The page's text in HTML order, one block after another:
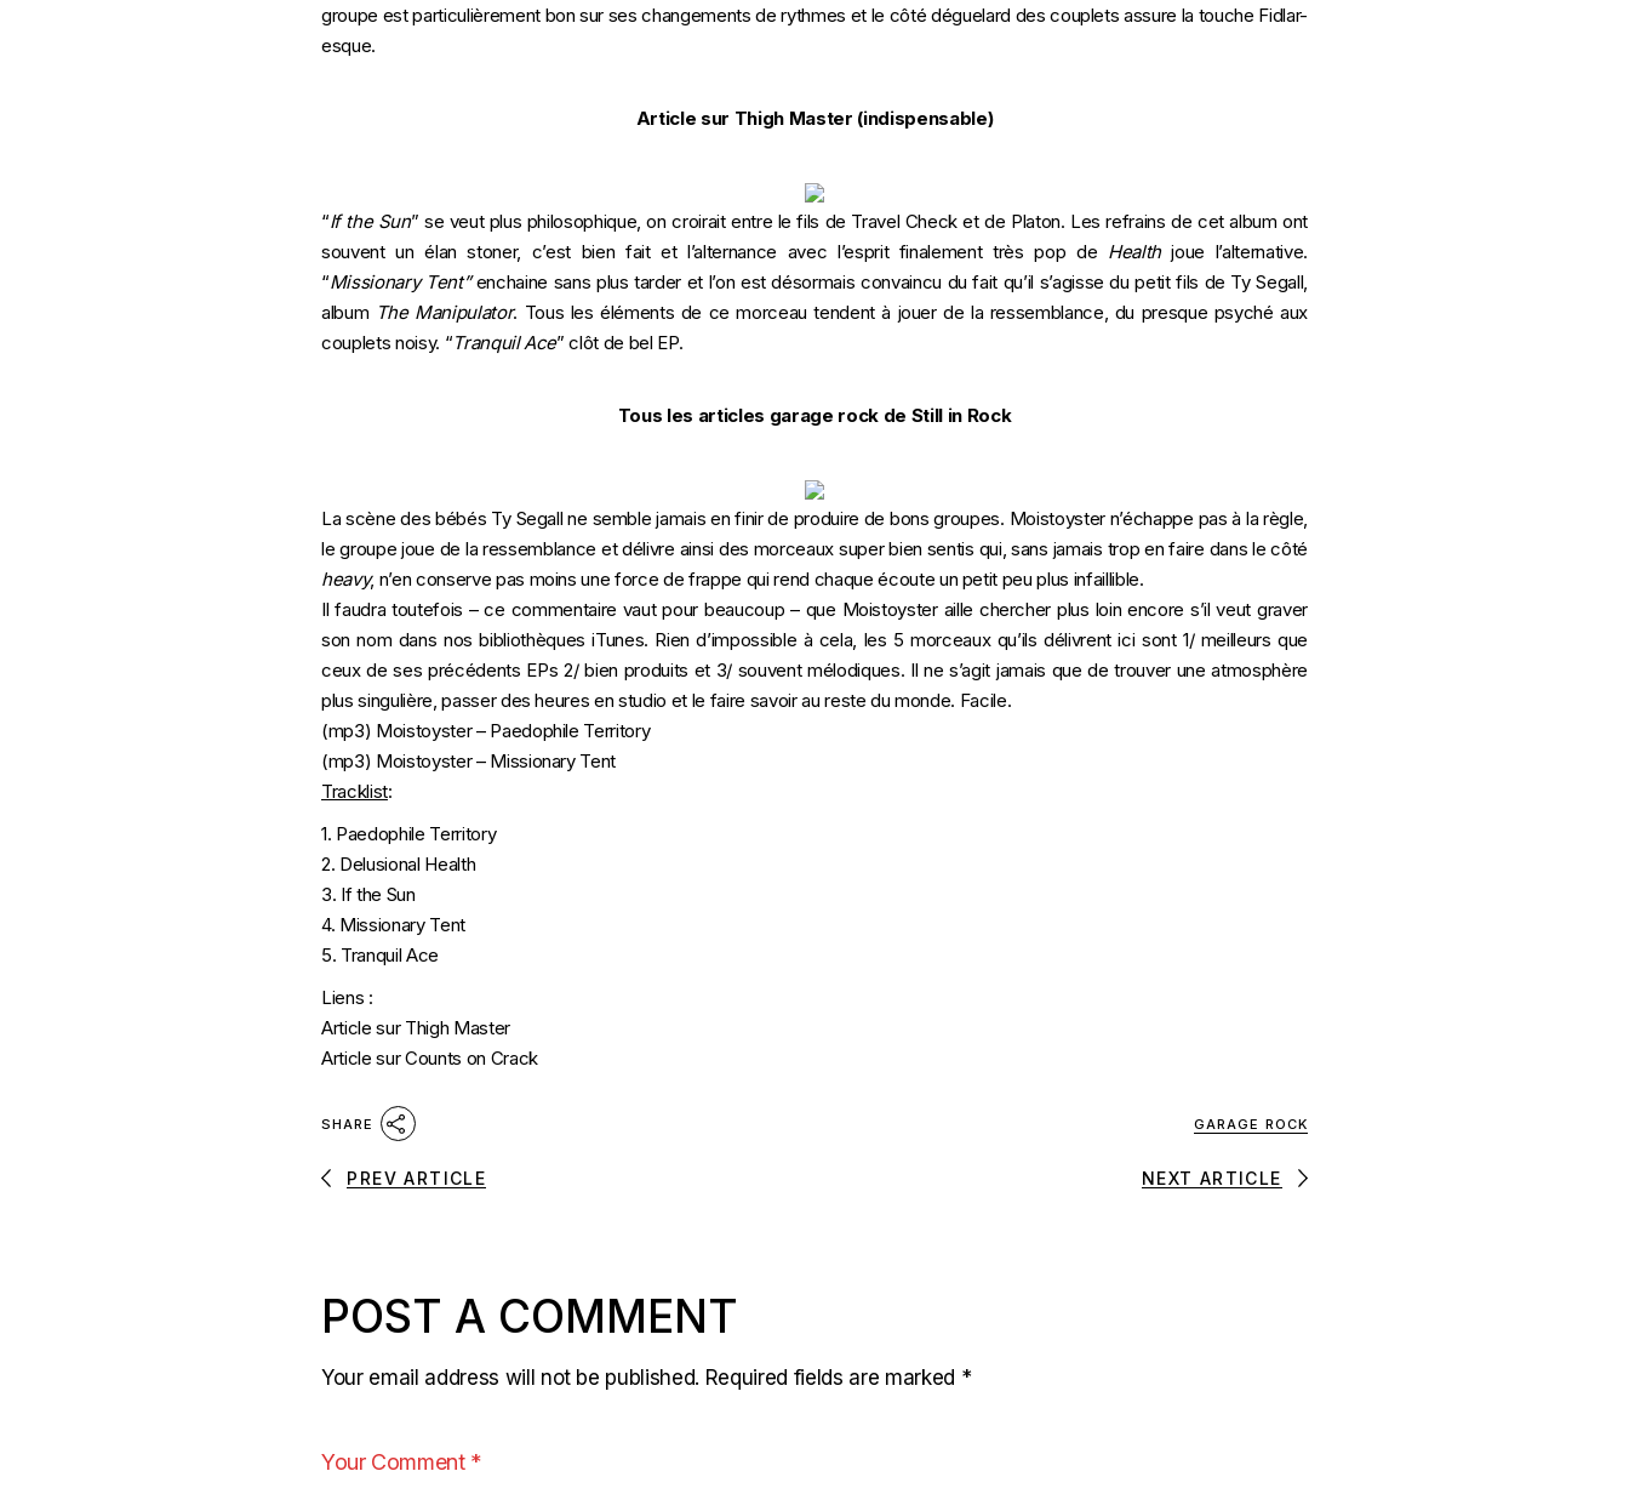
groupe est particulièrement bon sur ses changements de rythmes et le côté déguelard des couplets assure la touche Fidlar-
esque.
Article sur Thigh Master (indispensable)
“If the Sun” se veut plus philosophique, on croirait entre le fils de Travel Checket de Platon. Les refrains de cet album ont
souvent un élan stoner, c’est bien fait et l’alternance avec l’esprit finalement très pop de Healthjoue l’alternative.
“Missionary Tent”enchaine sans plus tarder et l’on est désormais convaincu du fait qu’il s’agisse du petit fils de Ty Segall,
album The Manipulator. Tous les éléments de ce morceau tendent à jouer de la ressemblance, du presque psyché aux
couplets noisy. “Tranquil Ace” clôt de bel EP.
Tous les articles garage rock de Still in Rock
La scène des bébés Ty Segall ne semble jamais en finir de produire de bons groupes. Moistoyster n’échappe pas à la règle,
le groupe joue de la ressemblance et délivre ainsi des morceaux super bien sentis qui, sans jamais trop en faire dans le côté
heavy, n’en conserve pas moins une force de frappe qui rend chaque écoute un petit peu plus infaillible.
Il faudra toutefois – ce commentaire vaut pour beaucoup – que Moistoyster aille chercher plus loin encore s’il veut graver
son nom dans nos bibliothèques iTunes. Rien d’impossible à cela, les 5 morceaux qu’ils délivrent ici sont 1/ meilleurs que
ceux de ses précédents EPs 2/ bien produits et 3/ souvent mélodiques. Il ne s’agit jamais que de trouver une atmosphère
plus singulière, passer des heures en studio et le faire savoir au reste du monde. Facile.
(mp3) Moistoyster – Paedophile Territory
(mp3) Moistoyster – Missionary Tent
Tracklist:
1. Paedophile Territory
2. Delusional Health
3. If the Sun
4. Missionary Tent
5. Tranquil Ace
Liens :
Article sur Thigh Master
Article sur Counts on Crack
SHARE GARAGE ROCK
PREV ARTICLE NEXT ARTICLE
POST A COMMENT
Your email address will not be published. Required fields are marked *